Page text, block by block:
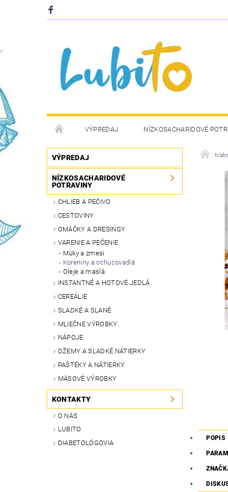
VÝPREDAJ NÍZKOSACHARIDOVÉ
VÝPREDAJ
NÍZKOSACHARIDOVÉ
POTRAVINY
CHLIEB A PEČIVO
CESTOVINY
OMÁČKY A DRESINGY
VARENIE A PEČENIE
Múky a zmesi
Koreniny a ochucovadlá
Oleje a maslá
INSTANTNÉ A HOTOVÉ JEDLÁ
CEREÁLIE
SLADKÉ A SLANÉ
MLIEČNE VÝROBKY
NÁPOJE
DŽEMY A SLADKÉ NÁTIERKY
PAŠTÉKY A NÁTIERKY
MÄSOVÉ VÝROBKY
KONTAKTY
O NÁS
LUBITO
DIABETOLÓGOVIA
POPIS